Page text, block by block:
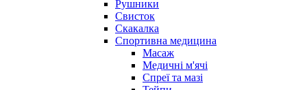
Рушники
Свисток
Скакалка
Спортивна медицина
Масаж
Медичні м'ячі
Спреї та мазі